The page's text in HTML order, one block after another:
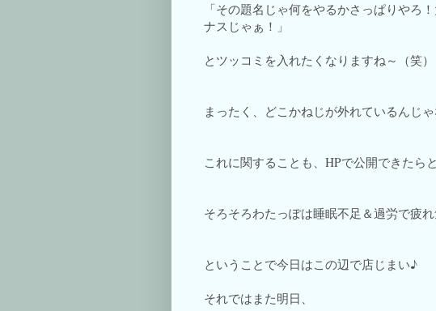
「その題名じゃ何をやるかさっぱりやろ
ナスじゃぁ！」
とツッコミを入れたくなりますね～（笑）
まったく、どこかねじが外れているんじ
これに関することも、HPで公開できたら
そろそろわたっぽは睡眠不足＆過労で疲
ということで今日はこの辺で店じまい♪
それではまた明日、